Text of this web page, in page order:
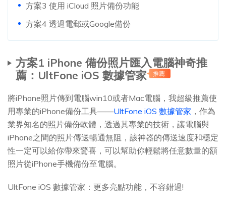
方案3 使用 iCloud 照片備份功能
方案4 透過電郵或Google備份
方案1 iPhone 備份照片匯入電腦神奇推
薦：UltFone iOS 數據管家
推薦
將iPhone照片傳到電腦win10或者Mac電腦，我超級推薦使
用專業的iPhone備份工具——UltFone iOS 數據管家 ，作為
業界知名的照片備份軟體，透過其專業的技術，讓電腦與
iPhone之間的照片傳送暢通無阻，該神器的傳送速度和穩定
性一定可以給你帶來驚喜，可以幫助你輕鬆將任意數量的額
照片從iPhone手機備份至電腦。
UltFone iOS 數據管家：更多亮點功能，不容錯過!